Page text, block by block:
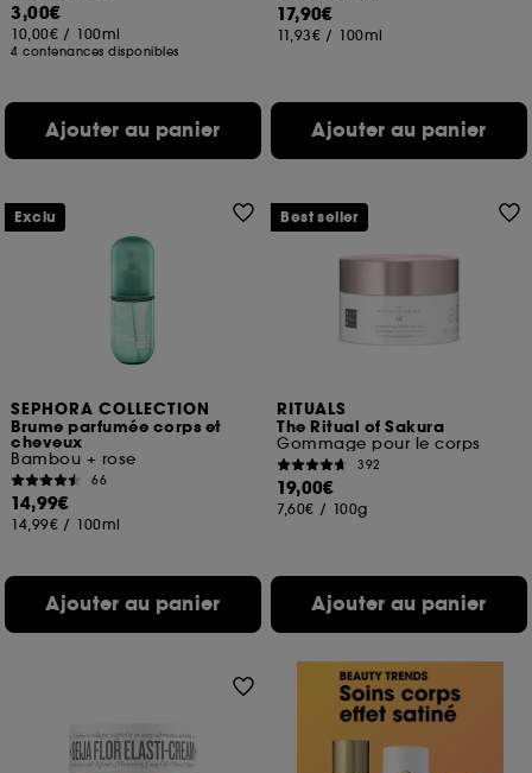
3,00€
10,00€ / 100ml
4 contenances disponibles
Ajouter au panier
17,90€
11,93€ / 100ml
Ajouter au panier
SEPHORA COLLECTION
Brume parfumée corps et
cheveux
Bambou + rose
66
14,99€
14,99€ / 100ml
Ajouter au panier
Exclu
RITUALS
The Ritual of Sakura
Gommage pour le corps
392
19,00€
7,60€ / 100g
Ajouter au panier
Best seller